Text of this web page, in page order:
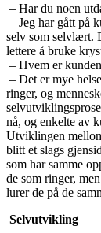
– Har du noen
– Jeg har gått på
selv som selvlært.
lettere å bruke
– Hvem er
– Det er mye
ringer, og
nå, og enkelte av
Utviklingen
blitt et slags
som har samme
de som ringer,
lurer de på de
Selvutvikling